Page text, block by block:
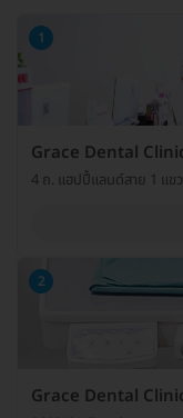
1
Grace Dental
4 ถ. แฮปปี้แลนด์สาย 1 แข
2
Grace Dental